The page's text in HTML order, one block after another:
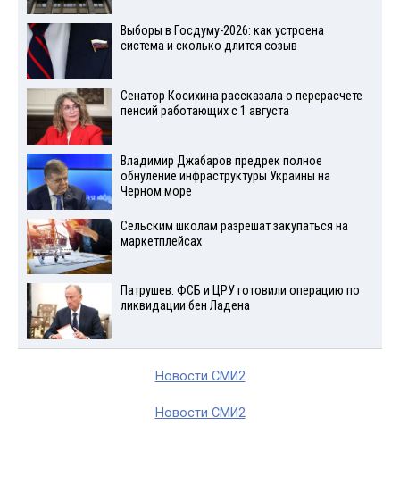
Выборы в Госдуму-2026: как устроена
система и сколько длится созыв
Сенатор Косихина рассказала о перерасчете
пенсий работающих с 1 августа
Владимир Джабаров предрек полное
обнуление инфраструктуры Украины на
Черном море
Сельским школам разрешат закупаться на
маркетплейсах
Патрушев: ФСБ и ЦРУ готовили операцию по
ликвидации бен Ладена
Новости СМИ2
Новости СМИ2